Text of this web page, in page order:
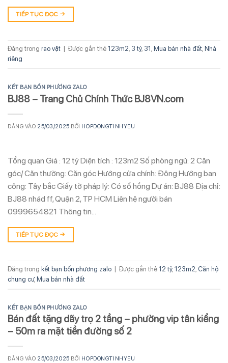
TIẾP TỤC ĐỌC →
Đăng trong rao vặt Được gắn thẻ 123m2, 3 tỷ, 31 , Mua bán nhà đất, Nhà
riêng
KẾT BẠN BỐN PHƯƠNG ZALO
BJ88 – Trang Chủ Chính Thức BJ8VN.com
ĐĂNG VÀO 25/03/2025 BỞI HOPDONGTINHYEU
Tổng quan Giá : 12 tỷ Diện tích : 123m2 Số phòng ngủ: 2 Căn
góc/ Căn thường: Căn góc Hướng cửa chính: Đông Hướng ban
công: Tây bắc Giấy tờ pháp lý: Có sổ hồng Dự án: BJ88 Địa chỉ:
BJ88 nhád ff, Quận 2, TP HCM Liên hệ người bán
0999654821 Thông tin…
TIẾP TỤC ĐỌC →
Đăng trong kết bạn bốn phương zalo Được gắn thẻ 12 tỷ, 123m2 Căn hộ
chung cư, Mua bán nhà đất
KẾT BẠN BỐN PHƯƠNG ZALO
Bán đất tặng dãy trọ 2 tầng – phường vip tân kiểng
– 50m ra mặt tiền đường số 2
ĐĂNG VÀO 25/03/2025 BỞI HOPDONGTINHYEU